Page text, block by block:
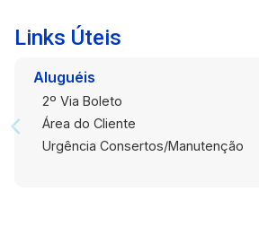
Links Úteis
Aluguéis
2º Via Boleto
Área do Cliente
Urgência Consertos/Manutenção